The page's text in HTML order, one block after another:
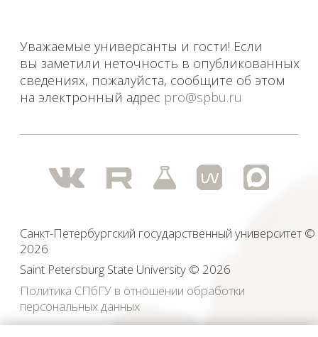
На данном информационном ресурсе могут быть
физических и юридических лиц, включенных
Министерством юстиции Российской Федерации в реестр
иностранных агентов, а также организаций, признанных
персональных данных